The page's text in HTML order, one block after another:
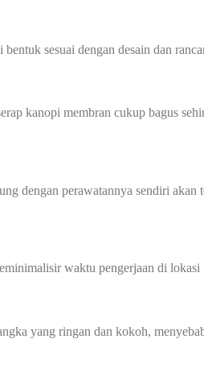
sesuai dengan desain dan
kanopi membran cukup bagus
dengan perawatannya sendiri
waktu pengerjaan di lokasi
yang ringan dan kokoh,